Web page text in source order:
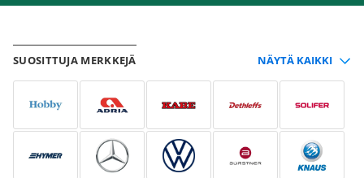
SUOSITTUJA MERKKEJÄ